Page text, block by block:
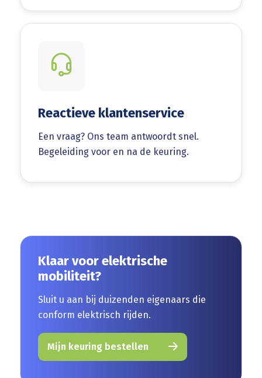
Reactieve klantenservice
Een vraag? Ons team antwoordt snel.
Begeleiding voor en na de keuring.
Klaar voor elektrische
mobiliteit?
Sluit u aan bij duizenden eigenaars die
conform elektrisch rijden.
Mijn keuring bestellen